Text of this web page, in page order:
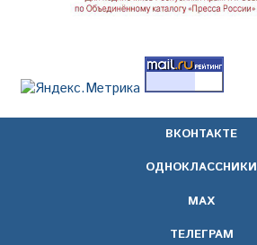
ВКОНТАКТЕ
ОДНОКЛАССНИКИ
МАХ
ТЕЛЕГРАМ